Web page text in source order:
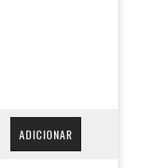
ADICIONAR